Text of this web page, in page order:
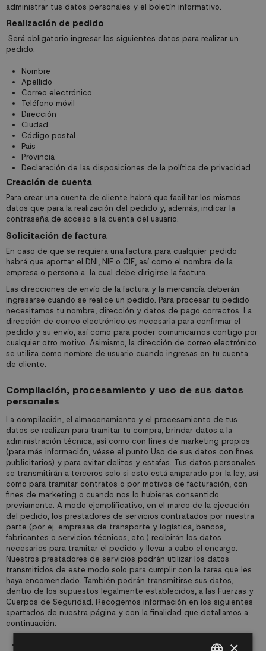
administrar tus datos personales y el boletín informativo.
Realización de pedido
Será obligatorio ingresar los siguientes datos para realizar un
pedido:
Nombre
Apellido
Correo electrónico
Teléfono móvil
Dirección
Ciudad
Código postal
País
Provincia
Declaración de las disposiciones de la política de privacidad
Creación de cuenta
Para crear una cuenta de cliente habrá que facilitar los mismos
datos que para la realización del pedido y, además, indicar la
contraseña de acceso a la cuenta del usuario.
Solicitación de factura
En caso de que se requiera una factura para cualquier pedido
habrá que aportar el DNI, NIF o CIF, así como el nombre de la
empresa o persona a la cual debe dirigirse la factura.
Las direcciones de envío de la factura y la mercancía deberán
ingresarse cuando se realice un pedido. Para procesar tu pedido
necesitamos tu nombre, dirección y datos de pago correctos. La
dirección de correo electrónico es necesaria para confirmar el
pedido y su envío, así como para poder comunicarnos contigo por
cualquier otro motivo. Asimismo, la dirección de correo electrónico
se utiliza como nombre de usuario cuando ingresas en tu cuenta
de cliente.
Compilación, procesamiento y uso de sus datos
personales
La compilación, el almacenamiento y el procesamiento de tus
datos se realizan para tramitar tu compra, brindar datos a la
administración técnica, así como con fines de marketing propios
(para más información, véase el punto Uso de sus datos con fines
publicitarios) y para evitar delitos y estafas. Tus datos personales
se transmitirán a terceros solo si esto está amparado por la ley, así
como para tramitar contratos o por motivos de facturación, con
fines de marketing o cuando nos lo hubieras consentido
previamente. A modo ejemplificativo, en el marco de la ejecución
del pedido, los prestadores de servicios contratados por nuestra
parte (por ej. empresas de transporte y logística, bancos,
fabricantes o servicios técnicos, etc.) recibirán los datos
necesarios para tramitar el pedido y llevar a cabo el encargo.
Nuestros prestadores de servicios podrán utilizar los datos
transmitidos de este modo solo para cumplir con la tarea que les
haya encomendado. También podrán transmitirse sus datos,
dentro de los supuestos legalmente establecidos, a las Fuerzas y
Cuerpos de Seguridad. Recogemos información en los siguientes
apartados de nuestra página y con la finalidad que detallamos a
continuación:
: solicitamos el email